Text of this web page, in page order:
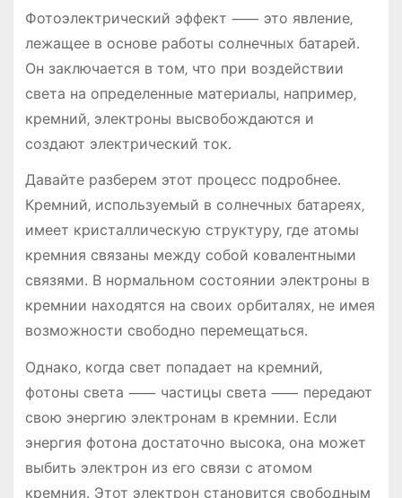
Фотоэлектрический эффект ⸺ это явление‚
лежащее в основе работы солнечных батарей․
Он заключается в том‚ что при воздействии
света на определенные материалы‚ например‚
кремний‚ электроны высвобождаются и
создают электрический ток․
Давайте разберем этот процесс подробнее․
Кремний‚ используемый в солнечных батареях‚
имеет кристаллическую структуру‚ где атомы
кремния связаны между собой ковалентными
связями․ В нормальном состоянии электроны в
кремнии находятся на своих орбиталях‚ не имея
возможности свободно перемещаться․
Однако‚ когда свет попадает на кремний‚
фотоны света ⸺ частицы света ⸺ передают
свою энергию электронам в кремнии․ Если
энергия фотона достаточно высока‚ она может
выбить электрон из его связи с атомом
кремния․ Этот электрон становится свободным